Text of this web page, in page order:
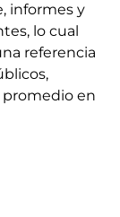
informes y
lo cual
referencia
en